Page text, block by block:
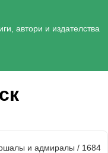
автори и издателства
и адмиралы / 1684